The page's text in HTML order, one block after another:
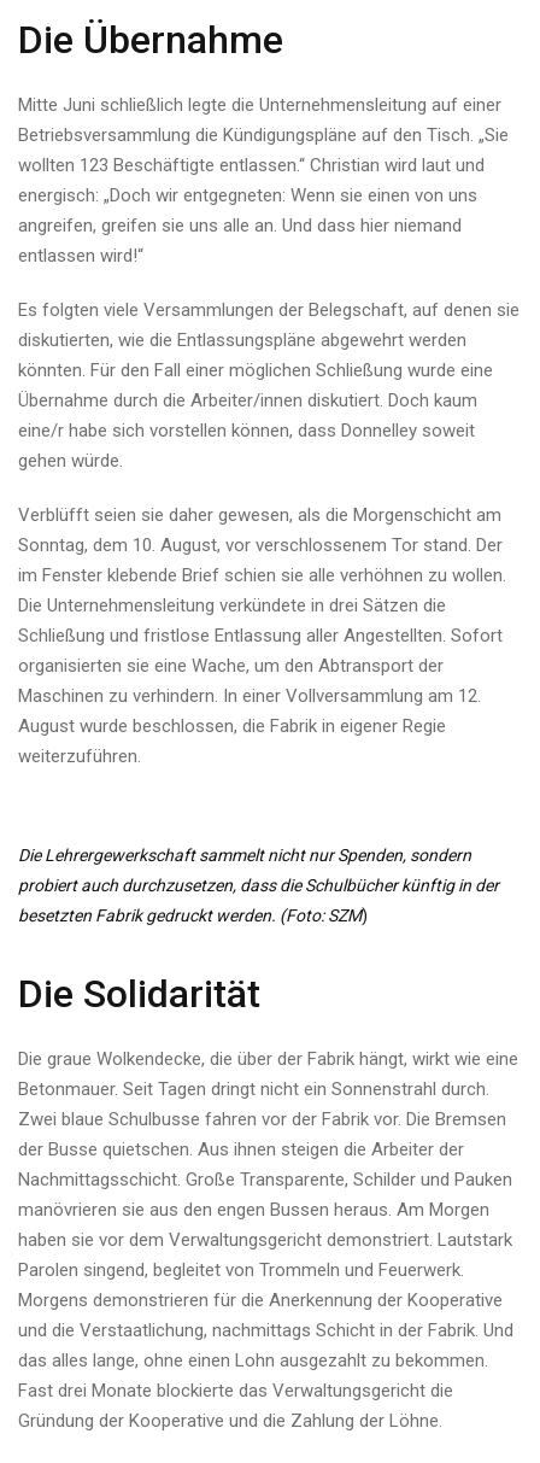
Die Übernahme
Mitte Juni schließlich legte die Unternehmensleitung auf einer
Betriebsversammlung die Kündigungspläne auf den Tisch. „Sie
wollten 123 Beschäftigte entlassen.“ Christian wird laut und
energisch: „Doch wir entgegneten: Wenn sie einen von uns
angreifen, greifen sie uns alle an. Und dass hier niemand
entlassen wird!“
Es folgten viele Versammlungen der Belegschaft, auf denen sie
diskutierten, wie die Entlassungspläne abgewehrt werden
könnten. Für den Fall einer möglichen Schließung wurde eine
Übernahme durch die Arbeiter/innen diskutiert. Doch kaum
eine/r habe sich vorstellen können, dass Donnelley soweit
gehen würde.
Verblüfft seien sie daher gewesen, als die Morgenschicht am
Sonntag, dem 10. August, vor verschlossenem Tor stand. Der
im Fenster klebende Brief schien sie alle verhöhnen zu wollen.
Die Unternehmensleitung verkündete in drei Sätzen die
Schließung und fristlose Entlassung aller Angestellten. Sofort
organisierten sie eine Wache, um den Abtransport der
Maschinen zu verhindern. In einer Vollversammlung am 12.
August wurde beschlossen, die Fabrik in eigener Regie
weiterzuführen.
Die Lehrergewerkschaft sammelt nicht nur Spenden, sondern
probiert auch durchzusetzen, dass die Schulbücher künftig in der
besetzten Fabrik gedruckt werden. (Foto: SZM)
Die Solidarität
Die graue Wolkendecke, die über der Fabrik hängt, wirkt wie eine
Betonmauer. Seit Tagen dringt nicht ein Sonnenstrahl durch.
Zwei blaue Schulbusse fahren vor der Fabrik vor. Die Bremsen
der Busse quietschen. Aus ihnen steigen die Arbeiter der
Nachmittagsschicht. Große Transparente, Schilder und Pauken
manövrieren sie aus den engen Bussen heraus. Am Morgen
haben sie vor dem Verwaltungsgericht demonstriert. Lautstark
Parolen singend, begleitet von Trommeln und Feuerwerk.
Morgens demonstrieren für die Anerkennung der Kooperative
und die Verstaatlichung, nachmittags Schicht in der Fabrik. Und
das alles lange, ohne einen Lohn ausgezahlt zu bekommen.
Fast drei Monate blockierte das Verwaltungsgericht die
Gründung der Kooperative und die Zahlung der Löhne.